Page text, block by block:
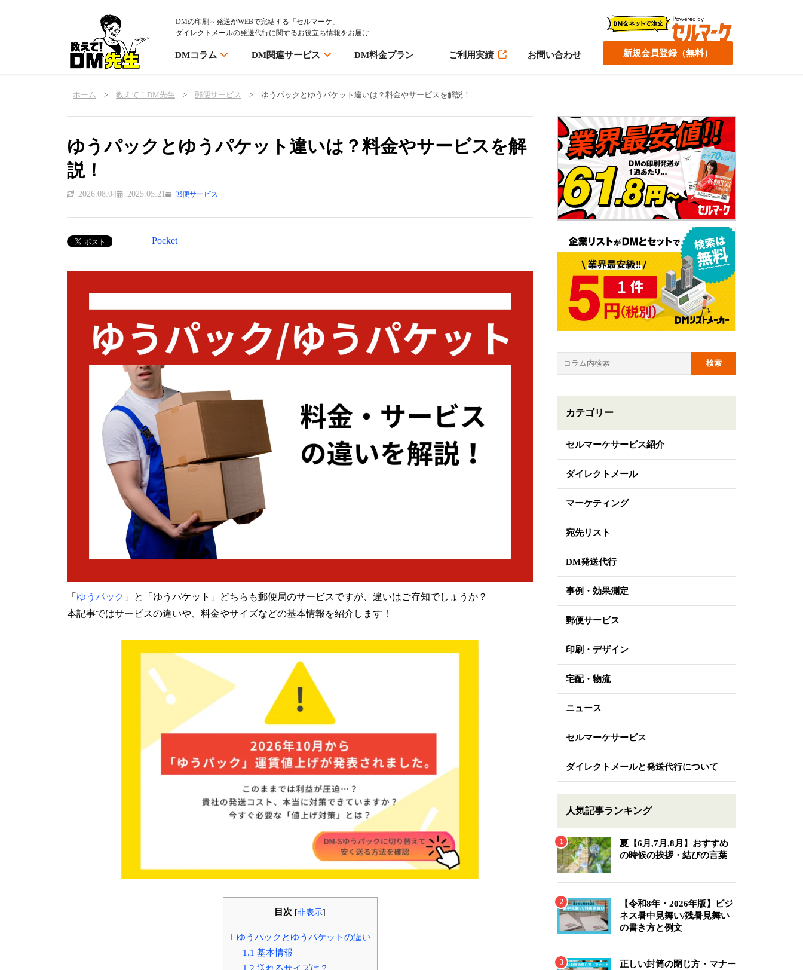
DMの印刷～発送がWEBで完結する「セルマーケ」
ダイレクトメールの発送代行に関するお役立ち情報をお届け
DMコラム DM関連サービス DM料金プラン ご利用実績 お問い合わせ 新規会員登録（無料）
ホーム > 教えて！DM先生 > 郵便サービス > ゆうパックとゆうパケット違いは？料金やサービスを解説！
ゆうパックとゆうパケット違いは？料金やサービスを解
説！
2026.08.04 2025.05.21 郵便サービス
Pocket
「 ゆうパック 」と「ゆうパケット」どちらも郵便局のサービスですが、違いはご存知でしょうか？
本記事ではサービスの違いや、料金やサイズなどの基本情報を紹介します！
目次 [非表示]
1 ゆうパックとゆうパケットの違い
1.1 基本情報
カテゴリー
セルマーケサービス紹介
ダイレクトメール
マーケティング
宛先リスト
DM発送代行
事例・効果測定
郵便サービス
印刷・デザイン
宅配・物流
ニュース
セルマーケサービス
ダイレクトメールと発送代行について
人気記事ランキング
夏【6月,7月,8月】おすすめ
の時候の挨拶・結びの言葉
【令和8年・2026年版】ビジ
ネス暑中見舞い/残暑見舞い
の書き方と例文
正しい封筒の閉じ方・マナー